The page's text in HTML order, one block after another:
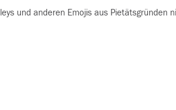
und anderen Emojis aus Pietätsgründen